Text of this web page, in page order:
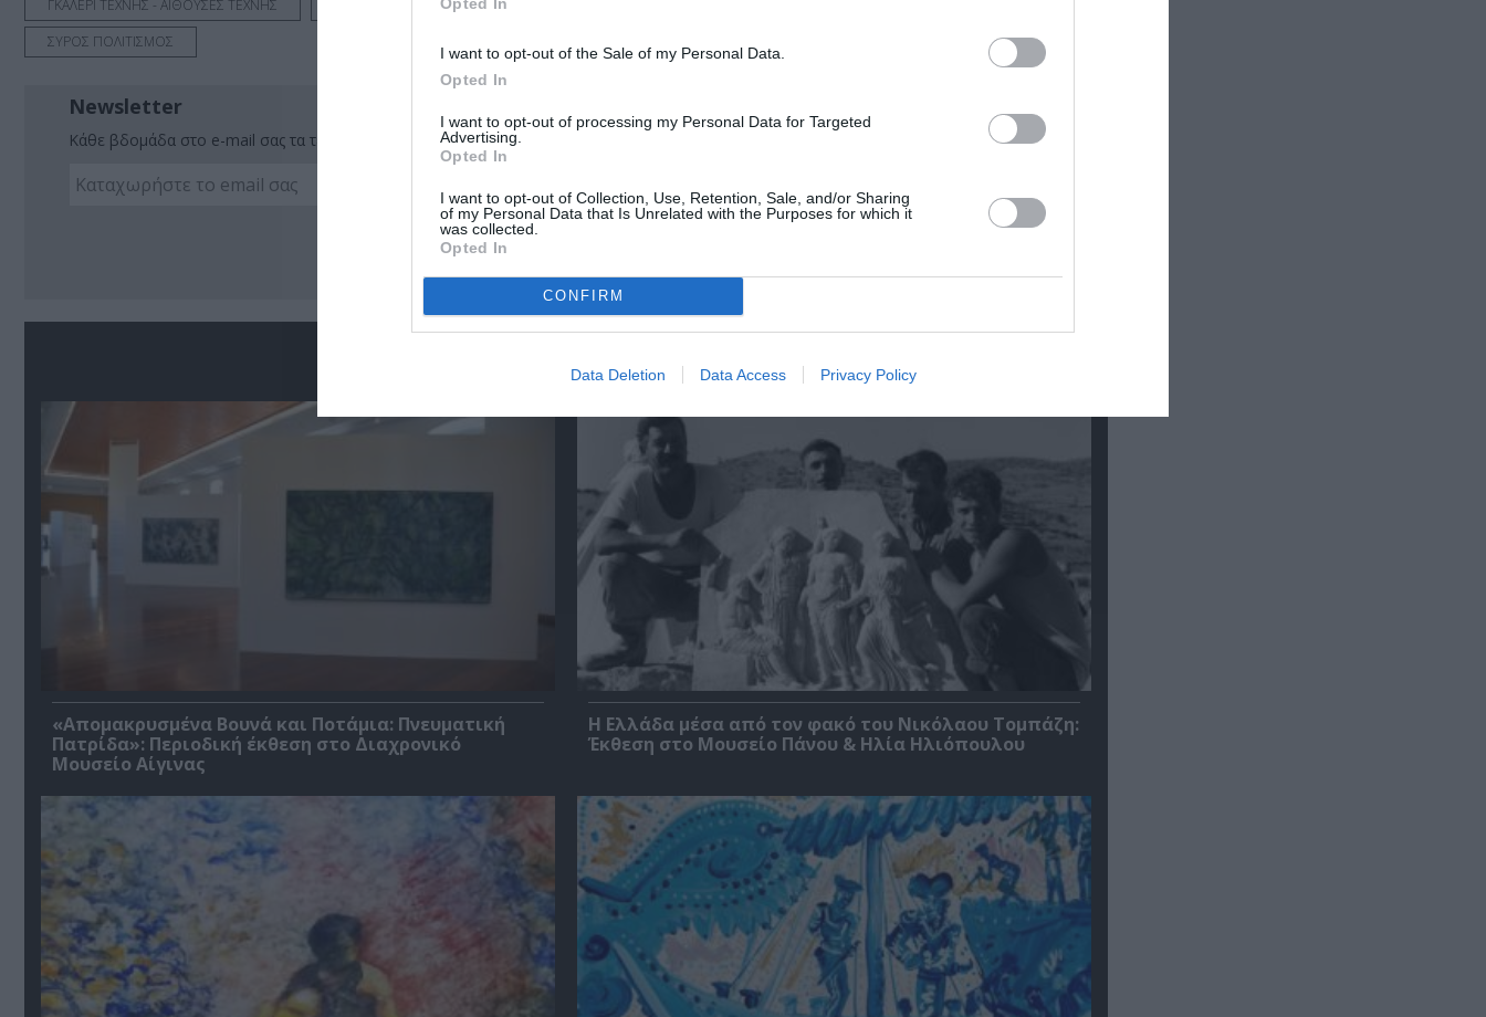
I want to opt-out of the Sale of my Personal Data.
Opted In
I want to opt-out of processing my Personal Data for Targeted
Advertising.
Opted In
I want to opt-out of Collection, Use, Retention, Sale, and/or Sharing
of my Personal Data that Is Unrelated with the Purposes for which it
was collected.
Opted In
CONFIRM
Data Deletion Data Access Privacy Policy
ΓΚΑΛΕΡΙ ΤΕΧΝΗΣ - ΑΙΘΟΥΣΕΣ ΤΕΧΝΗΣ ΓΛΥΠΤΙΚΗ - ΧΑΡΑΚΤΙΚΗ
ΣΥΡΟΣ ΠΟΛΙΤΙΣΜΟΣ
Newsletter
Κάθε βδομάδα στο e-mail σας τα τελευταία νέα για την Τέχνη και τον Πολιτισμό!
Ακολουθήστε το Culturenow.gr
«Απομακρυσμένα Βουνά και Ποτάμια: Πνευματική
Πατρίδα»: Περιοδική έκθεση στο Διαχρονικό
Μουσείο Αίγινας
Η Ελλάδα μέσα από τον φακό του Νικόλαου Τομπάζη:
Έκθεση στο Μουσείο Πάνου & Ηλία Ηλιόπουλου